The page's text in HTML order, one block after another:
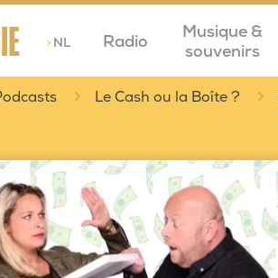
>NL Radio
Musique &
souvenirs
Le Cash ou la Boîte ?